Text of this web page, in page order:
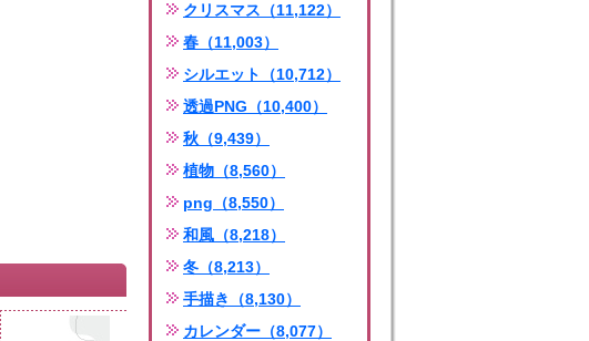
クリスマス（11,122）
春（11,003）
シルエット（10,712）
透過PNG（10,400）
秋（9,439）
植物（8,560）
png（8,550）
和風（8,218）
冬（8,213）
手描き（8,130）
カレンダー（8,077）